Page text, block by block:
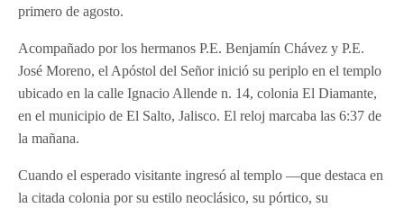
primero de agosto.
Acompañado por los hermanos P.E. Benjamín Chávez y P.E.
José Moreno, el Apóstol del Señor inició su periplo en el templo
ubicado en la calle Ignacio Allende n. 14, colonia El Diamante,
en el municipio de El Salto, Jalisco. El reloj marcaba las 6:37 de
la mañana.
Cuando el esperado visitante ingresó al templo —que destaca en
la citada colonia por su estilo neoclásico, su pórtico, su